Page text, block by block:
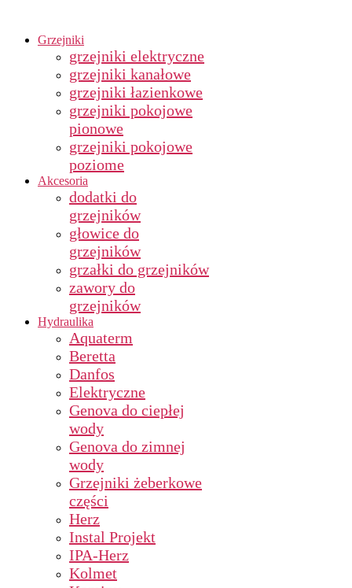
Grzejniki
grzejniki elektryczne
grzejniki kanałowe
grzejniki łazienkowe
grzejniki pokojowe
pionowe
grzejniki pokojowe
poziome
Akcesoria
dodatki do
grzejników
głowice do
grzejników
grzałki do grzejników
zawory do
grzejników
Hydraulika
Aquaterm
Beretta
Danfos
Elektryczne
Genova do ciepłej
wody
Genova do zimnej
wody
Grzejniki żeberkowe
części
Herz
Instal Projekt
IPA-Herz
Kolmet